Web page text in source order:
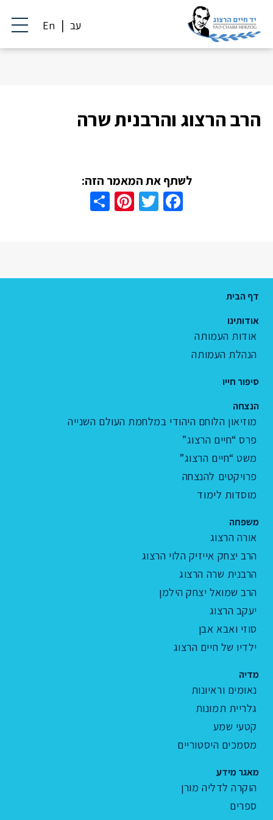
עב En
הרב הרצוג והרבנית שרה
לשתף את המאמר הזה:
Facebook
Twitter
Pinterest
דף הבית
אודותינו
אודות העמותה
הנהלת העמותה
סיפור חייו
הנצחה
מוזיאון הלוחם היהודי במלחמת העולם השנייה
פרס “חיים הרצוג”
משט “חיים הרצוג”
פרויקטים להנצחה
מוסדות לימוד
משפחה
אורה הרצוג
הרב יצחק אייזיק הלוי הרצוג
הרבנית שרה הרצוג
הרב שמואל יצחק הילמן
יעקב הרצוג
סוזי ואבא אבן
ילדיו של חיים הרצוג
מדיה
נאומים וראיונות
גלריית תמונות
קטעי שמע
מסמכים היסטוריים
מאגר מידע
הוקרה לדליה מורן
ספרים